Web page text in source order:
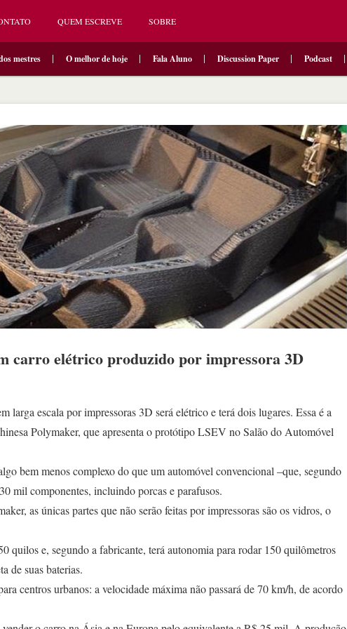
QUEM ESCREVE SOBRE
mestres O melhor de hoje Fala Aluno Discussion Paper Podcast
carro elétrico produzido por impressora 3D
larga escala por impressoras 3D será elétrico e terá dois lugares. Essa é a
Polymaker, que apresenta o protótipo LSEV no Salão do Automóvel
bem menos complexo do que um automóvel convencional –que, segundo
mil componentes, incluindo porcas e parafusos.
as únicas partes que não serão feitas por impressoras são os vidros, o
quilos e, segundo a fabricante, terá autonomia para rodar 150 quilômetros
de suas baterias.
centros urbanos: a velocidade máxima não passará de 70 km/h, de acordo